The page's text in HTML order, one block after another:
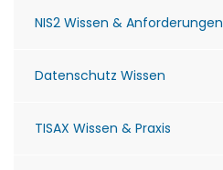
NIS2 Wissen & Anforderungen
Datenschutz Wissen
TISAX Wissen & Praxis